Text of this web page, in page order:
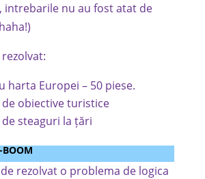
intrebarile nu au fost atat de
harta Europei – 50 piese.
de obiective turistice
de steaguri la țări
BOOM
rezolvat o problema de logica